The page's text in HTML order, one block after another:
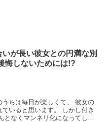
いが長い彼女との円満な別
悔しないためには!?
は毎日が楽しくて、 彼女の
思います。 しかし付き